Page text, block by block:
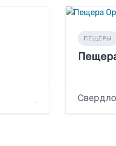
ПЕЩЕРЫ